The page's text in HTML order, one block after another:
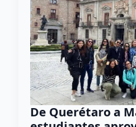
De Querétaro a